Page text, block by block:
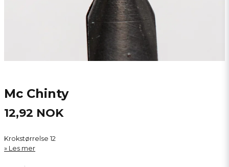
Mc Chinty
12,92 NOK
Krokstørrelse 12
Les mer